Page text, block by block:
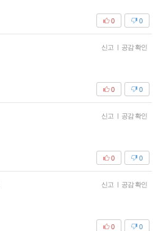
0
0
신고 | 공감 확인
0
0
신고 | 공감 확인
0
0
신고 | 공감 확인
0
0